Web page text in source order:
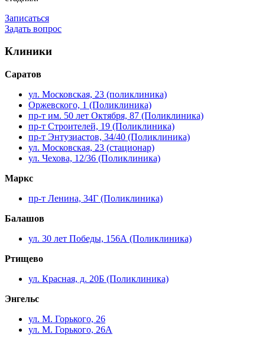
Записаться
Задать вопрос
Клиники
Саратов
ул. Московская, 23 (поликлиника)
Оржевского, 1 (Поликлиника)
пр-т им. 50 лет Октября, 87 (Поликлиника)
пр-т Строителей, 19 (Поликлиника)
пр-т Энтузиастов, 34/40 (Поликлиника)
ул. Московская, 23 (стационар)
ул. Чехова, 12/36 (Поликлиника)
Маркс
пр-т Ленина, 34Г (Поликлиника)
Балашов
ул. 30 лет Победы, 156А (Поликлиника)
Ртищево
ул. Красная, д. 20Б (Поликлиника)
Энгельс
ул. М. Горького, 26
ул. М. Горького, 26А